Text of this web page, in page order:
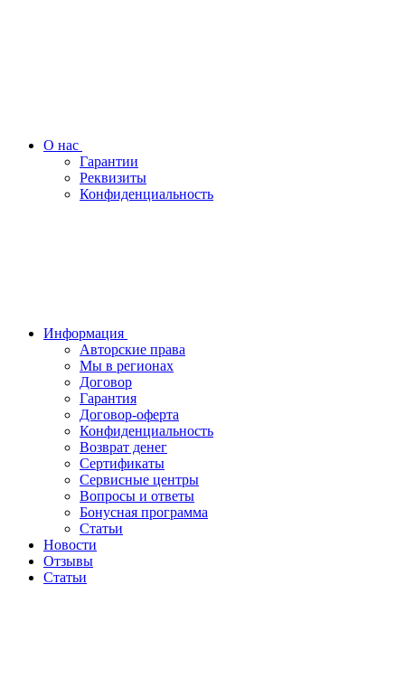
О нас
Гарантии
Реквизиты
Конфиденциальность
Информация
Авторские права
Мы в регионах
Договор
Гарантия
Договор-оферта
Конфиденциальность
Возврат денег
Сертификаты
Сервисные центры
Вопросы и ответы
Бонусная программа
Статьи
Новости
Отзывы
Статьи